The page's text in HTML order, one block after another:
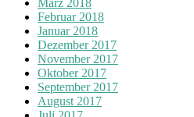
März 2018
Februar 2018
Januar 2018
Dezember 2017
November 2017
Oktober 2017
September 2017
August 2017